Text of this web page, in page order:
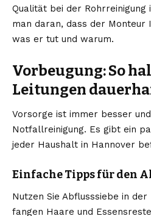
Qualität bei der
man daran, dass der Monteur
was er tut und warum.
Vorbeugung: So
Leitungen
Vorsorge ist immer besser
Notfallreinigung. Es gibt ein
jeder Haushalt in Hannover
Einfache Tipps für den
Nutzen Sie Abflusssiebe in der
fangen Haare und